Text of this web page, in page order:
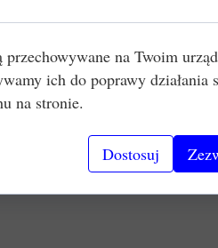
na Twoim
ich do poprawy działania
na stronie.
Dostosuj